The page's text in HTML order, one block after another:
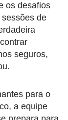
os desafios
de
seguros,
para o
a equipe